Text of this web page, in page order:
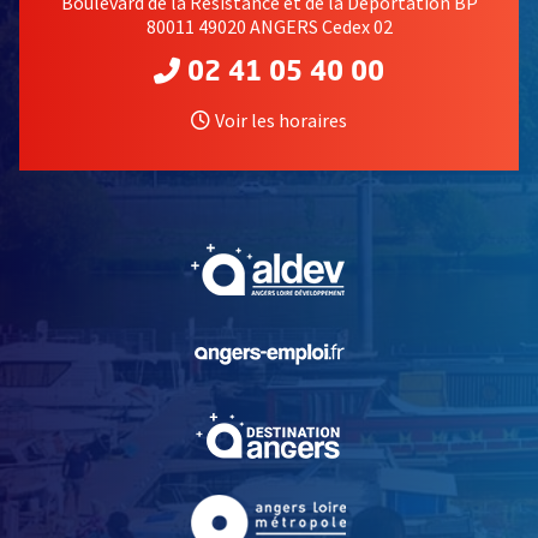
80011 49020 ANGERS Cedex 02
02 41 05 40 00
Voir les horaires
, Ouvre une nouvelle
, Ouvre une nouvelle